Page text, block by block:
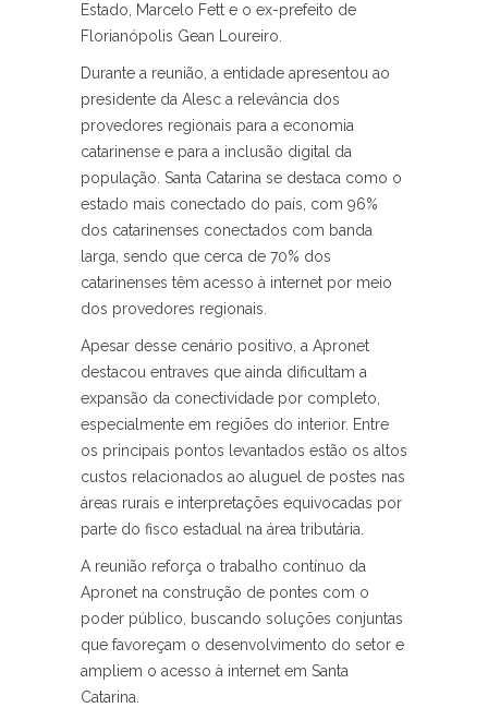
Estado, Marcelo Fett e o ex-prefeito de
Florianópolis Gean Loureiro.
Durante a reunião, a entidade apresentou ao
presidente da Alesc a relevância dos
provedores regionais para a economia
catarinense e para a inclusão digital da
população. Santa Catarina se destaca como o
estado mais conectado do país, com 96%
dos catarinenses conectados com banda
larga, sendo que cerca de 70% dos
catarinenses têm acesso à internet por meio
dos provedores regionais.
Apesar desse cenário positivo, a Apronet
destacou entraves que ainda dificultam a
expansão da conectividade por completo,
especialmente em regiões do interior. Entre
os principais pontos levantados estão os altos
custos relacionados ao aluguel de postes nas
áreas rurais e interpretações equivocadas por
parte do fisco estadual na área tributária.
A reunião reforça o trabalho contínuo da
Apronet na construção de pontes com o
poder público, buscando soluções conjuntas
que favoreçam o desenvolvimento do setor e
ampliem o acesso à internet em Santa
Catarina.